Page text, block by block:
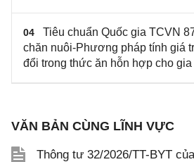
04
Tiêu chuẩn Quốc gia TCVN
chăn nuôi-Phương pháp tính giá
đổi trong thức ăn hỗn hợp cho gia
VĂN BẢN CÙNG LĨNH VỰC
Thông tư 32/2026/TT-BYT